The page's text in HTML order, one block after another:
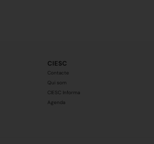
CIESC
Contacte
Qui som
CIESC Informa
Agenda